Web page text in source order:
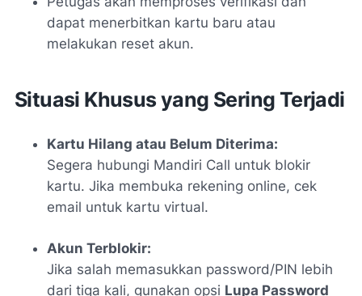
dapat menerbitkan kartu baru atau
melakukan reset akun.
Situasi Khusus yang Sering Terjadi
Kartu Hilang atau Belum Diterima:
Segera hubungi Mandiri Call untuk blokir
kartu. Jika membuka rekening online, cek
email untuk kartu virtual.
Akun Terblokir:
Jika salah memasukkan password/PIN lebih
dari tiga kali, gunakan opsi Lupa Password